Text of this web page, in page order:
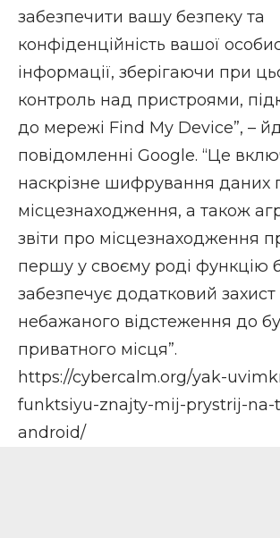
забезпечити вашу безпеку та
конфіденційність вашої
інформації, зберігаючи при
контроль над пристроями,
до мережі Find My Device”, –
повідомленні Google. “Це
наскрізне шифрування даних
місцезнаходження, а також
звіти про місцезнаходження
першу у своєму роді функцію
забезпечує додатковий захист
небажаного відстеження до
приватного місця”.
https://cybercalm.org/yak-
funktsiyu-znajty-mij-prystrij-na-
android/